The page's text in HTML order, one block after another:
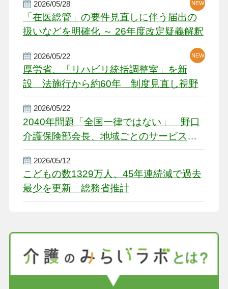
2026/05/28
「在医総管」の要件見直しに伴う届出の
扱いなどを明確化 ～ 26年度改定疑義解釈
NEW
NEW
2026/05/22
厚労省、「リハビリ統括調整室」を新
設 法施行から約60年 制度見直し視野
NEW
2026/05/22
2040年問題「全国一律ではない」 野口
介護保険部会長、地域ごとのサービス基
盤整備を促す
2026/05/12
こどもの数1329万人、45年連続減で過去
最少を更新 総務省推計